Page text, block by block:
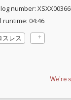
number:
runtime: 04:46
スレス